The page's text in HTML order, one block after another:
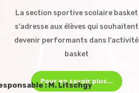
La section sportive scolaire basket
s'adresse aux élèves qui souhaitent
devenir performants dans l'activité
basket
Pour en savoir plus...
: M. Litschgy